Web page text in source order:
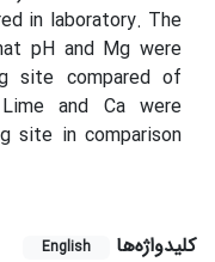
in laboratory. The
pH and Mg were
site compared of
and Ca were
site in comparison
کلیدواژه‌ها English